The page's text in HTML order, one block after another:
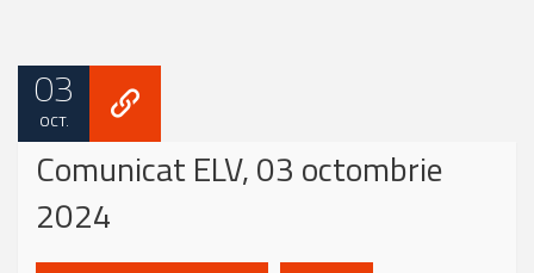
03
OCT.
Comunicat ELV, 03 octombrie
2024